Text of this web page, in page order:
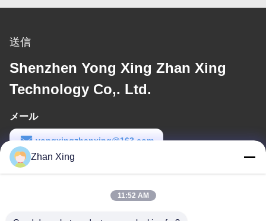
送信
Shenzhen Yong Xing Zhan Xing
Technology Co,. Ltd.
メール
yongxingzhanxing@163.com
労働時間
Zhan Xing
11:52 AM